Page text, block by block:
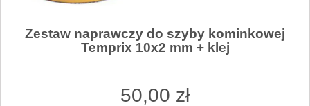
Zestaw naprawczy do szyby kominkowej
Temprix 10x2 mm + klej
50,00 zł